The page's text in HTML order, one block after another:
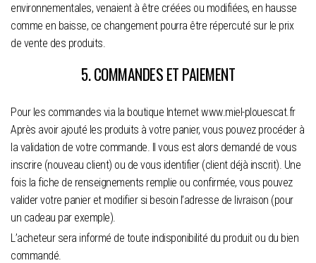
environnementales, venaient à être créées ou modifiées, en hausse
comme en baisse, ce changement pourra être répercuté sur le prix
de vente des produits.
5. COMMANDES ET PAIEMENT
Pour les commandes via la boutique Internet www.miel-plouescat.fr
Après avoir ajouté les produits à votre panier, vous pouvez procéder à
la validation de votre commande. Il vous est alors demandé de vous
inscrire (nouveau client) ou de vous identifier (client déjà inscrit). Une
fois la fiche de renseignements remplie ou confirmée, vous pouvez
valider votre panier et modifier si besoin l’adresse de livraison (pour
un cadeau par exemple).
L’acheteur sera informé de toute indisponibilité du produit ou du bien
commandé.